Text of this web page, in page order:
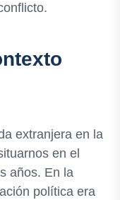
extranjera en la
en el
años. En la
política era